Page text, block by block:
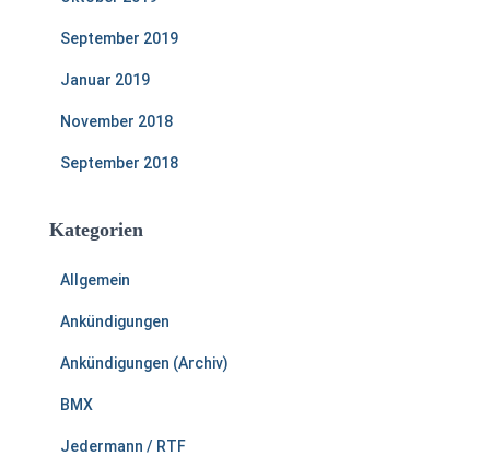
September 2019
Januar 2019
November 2018
September 2018
Kategorien
Allgemein
Ankündigungen
Ankündigungen (Archiv)
BMX
Jedermann / RTF